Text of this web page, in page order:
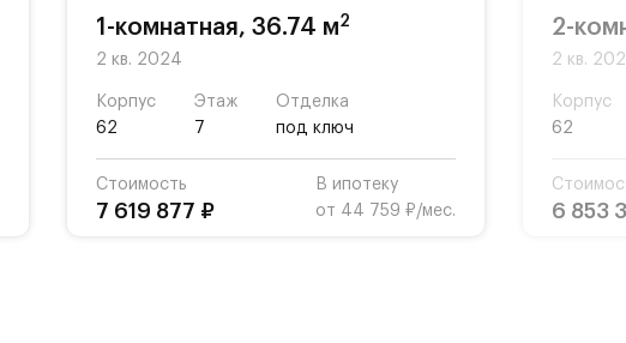
1-комнатная, 36.74 м2
2 кв. 2024
Корпус
62
Этаж
7
Отделка
под ключ
Стоимость
7 619 877 ₽
В ипотеку
от 44 759 ₽/мес.
2-
2 кв.
Корпус
62
6 853